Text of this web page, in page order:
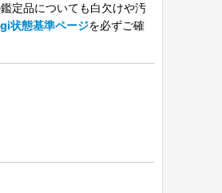
定品についても白欠けや汚
状態基準ページを必ずご確